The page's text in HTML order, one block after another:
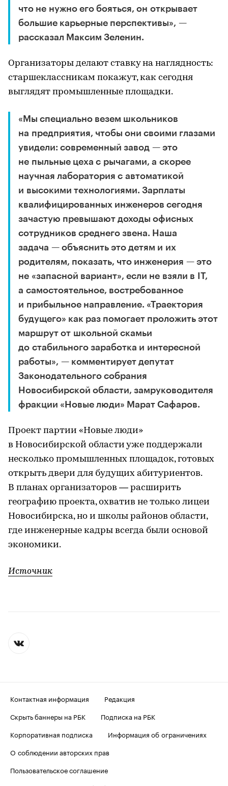
что не нужно его бояться, он открывает
большие карьерные перспективы», —
рассказал Максим Зеленин.
Организаторы делают ставку на наглядность:
старшеклассникам покажут, как сегодня
выглядят промышленные площадки.
«Мы специально везем школьников
на предприятия, чтобы они своими глазами
увидели: современный завод — это
не пыльные цеха с рычагами, а скорее
научная лаборатория с автоматикой
и высокими технологиями. Зарплаты
квалифицированных инженеров сегодня
зачастую превышают доходы офисных
сотрудников среднего звена. Наша
задача — объяснить это детям и их
родителям, показать, что инженерия — это
не «запасной вариант», если не взяли в IT,
а самостоятельное, востребованное
и прибыльное направление. «Траектория
будущего» как раз помогает проложить этот
маршрут от школьной скамьи
до стабильного заработка и интересной
работы», — комментирует депутат
Законодательного собрания
Новосибирской области, замруководителя
фракции «Новые люди» Марат Сафаров.
Проект партии «Новые люди»
в Новосибирской области уже поддержали
несколько промышленных площадок, готовых
открыть двери для будущих абитуриентов.
В планах организаторов — расширить
географию проекта, охватив не только лицеи
Новосибирска, но и школы районов области,
где инженерные кадры всегда были основой
экономики.
Источник
Контактная информация
Редакция
Скрыть баннеры на РБК
Подписка на РБК
Корпоративная подписка
Информация об ограничениях
О соблюдении авторских прав
Пользовательское соглашение